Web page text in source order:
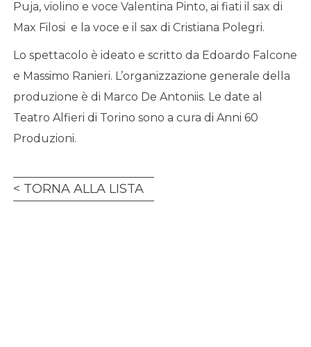
Puja, violino e voce Valentina Pinto, ai fiati il sax di
Max Filosi e la voce e il sax di Cristiana Polegri.
Lo spettacolo è ideato e scritto da Edoardo Falcone
e Massimo Ranieri. L’organizzazione generale della
produzione è di Marco De Antoniis. Le date al
Teatro Alfieri di Torino sono a cura di Anni 60
Produzioni.
TORNA ALLA LISTA